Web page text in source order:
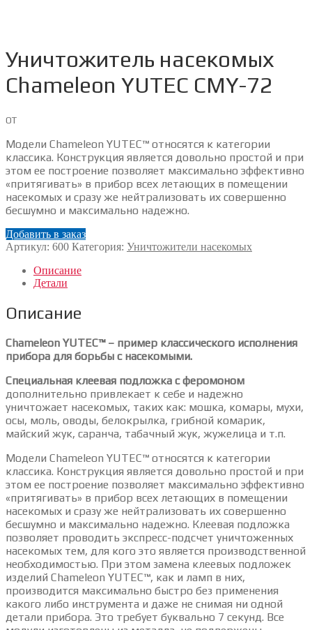
Уничтожитель насекомых
Chameleon YUTEC CMY-72
ОТ
Модели Chameleon YUTEC™ относятся к категории
классика. Конструкция является довольно простой и при
этом ее построение позволяет максимально эффективно
«притягивать» в прибор всех летающих в помещении
насекомых и сразу же нейтрализовать их совершенно
бесшумно и максимально надежно.
Добавить в заказ
Артикул: 600 Категория: Уничтожители насекомых
Описание
Детали
Описание
Chameleon YUTEC™ – пример классического исполнения
прибора для борьбы с насекомыми.
Специальная клеевая подложка с феромоном
дополнительно привлекает к себе и надежно
уничтожает насекомых, таких как: мошка, комары, мухи,
осы, моль, оводы, белокрылка, грибной комарик,
майский жук, саранча, табачный жук, жужелица и т.п.
Модели Chameleon YUTEC™ относятся к категории
классика. Конструкция является довольно простой и при
этом ее построение позволяет максимально эффективно
«притягивать» в прибор всех летающих в помещении
насекомых и сразу же нейтрализовать их совершенно
бесшумно и максимально надежно. Клеевая подложка
позволяет проводить экспресс-подсчет уничтоженных
насекомых тем, для кого это является производственной
необходимостью. При этом замена клеевых подложек
изделий Chameleon YUTEC™, как и ламп в них,
производится максимально быстро без применения
какого либо инструмента и даже не снимая ни одной
детали прибора. Это требует буквально 7 секунд. Все